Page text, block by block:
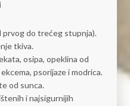
prvog do trećeg stupnja).
tkiva.
osipa, opeklina od
psorijaze i modrica.
od sunca.
i najsigurnijih